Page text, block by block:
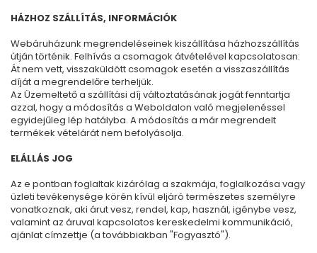
HÁZHOZ SZÁLLÍTÁS, INFORMÁCIÓK
Webáruházunk megrendeléseinek kiszállítása házhozszállítás
útján történik. Felhívás a csomagok átvételével kapcsolatosan:
Át nem vett, visszaküldött csomagok esetén a visszaszállítás
díját a megrendelőre terheljük.
Az Üzemeltető a szállítási díj változtatásának jogát fenntartja
azzal, hogy a módosítás a Weboldalon való megjelenéssel
egyidejűleg lép hatályba. A módosítás a már megrendelt
termékek vételárát nem befolyásolja.
ELÁLLÁS JOG
Az e pontban foglaltak kizárólag a szakmája, foglalkozása vagy
üzleti tevékenysége körén kívül eljáró természetes személyre
vonatkoznak, aki árut vesz, rendel, kap, használ, igénybe vesz,
valamint az áruval kapcsolatos kereskedelmi kommunikáció,
ajánlat címzettje (a továbbiakban "Fogyasztó").